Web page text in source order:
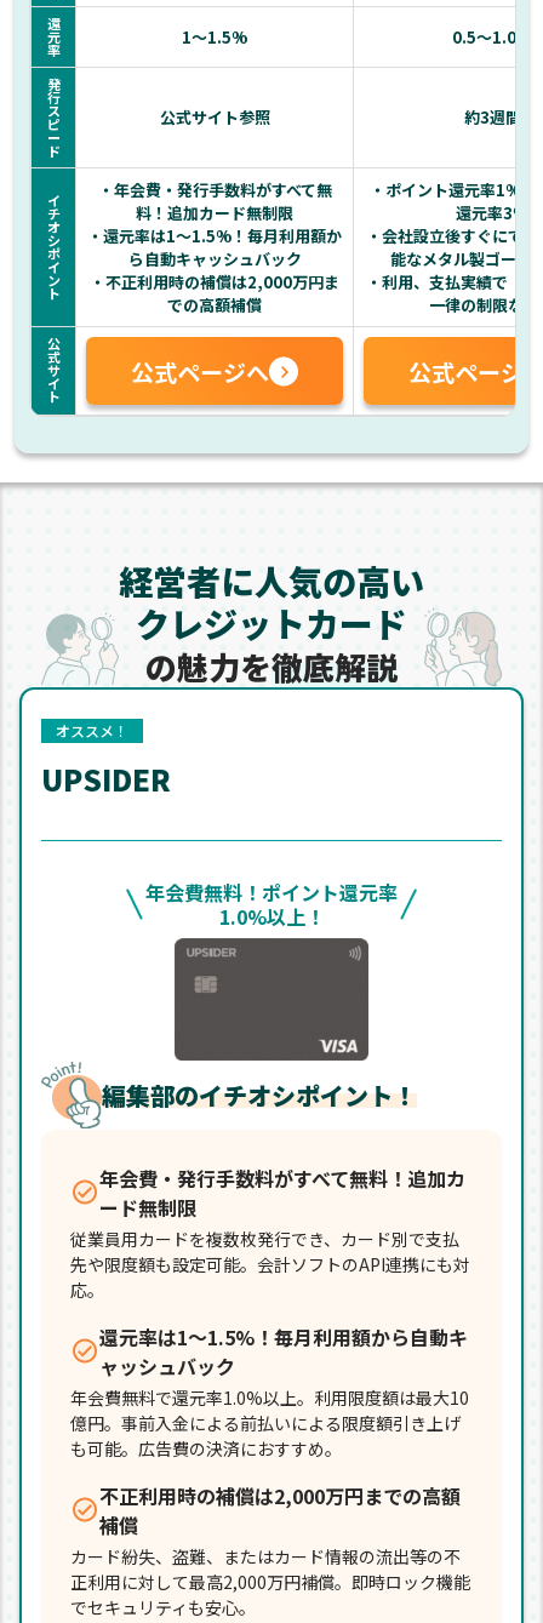
還
元
率
1〜1.5% 0.5〜1.0%
発
行
ス
ピ
ー
ド
公式サイト参照 約3週間
イ
チ
オ
シ
ポ
イ
ン
ト
・年会費・発行手数料がすべて無
料！追加カード無制限
・還元率は1～1.5%！毎月利用額か
ら自動キャッシュバック
・不正利用時の補償は2,000万円ま
での高額補償
・ポイント還元率1%・
還元率3%
・会社設立後すぐにで
能なメタル製ゴール
・利用、支払実績で【
一律の制限な
公
式
サ
イ
ト
公式ページへ 公式ページ
経営者に人気の高い
クレジットカード
の魅力を徹底解説
オススメ！
UPSIDER
年会費無料！ポイント還元率
1.0%以上！
編集部のイチオシポイント！
年会費・発行手数料がすべて無料！追加カ
ード無制限
従業員用カードを複数枚発行でき、カード別で支払
先や限度額も設定可能。会計ソフトのAPI連携にも対
応。
還元率は1～1.5%！毎月利用額から自動キ
ャッシュバック
年会費無料で還元率1.0%以上。利用限度額は最大10
億円。事前入金による前払いによる限度額引き上げ
も可能。広告費の決済におすすめ。
不正利用時の補償は2,000万円までの高額
補償
カード紛失、盗難、またはカード情報の流出等の不
正利用に対して最高2,000万円補償。即時ロック機能
でセキュリティも安心。